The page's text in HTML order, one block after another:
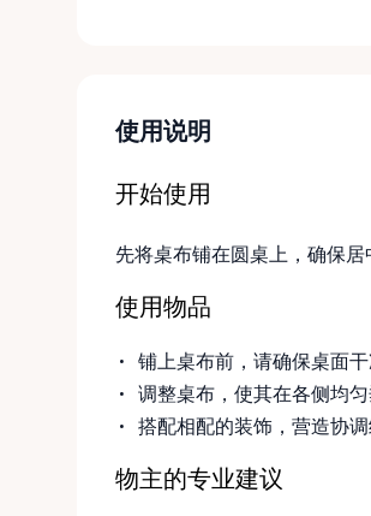
使用说明
开始使用
先将桌布铺在圆桌上，确保
使用物品
铺上桌布前，请确保桌面干
调整桌布，使其在各侧均匀
搭配相配的装饰，营造协调
物主的专业建议